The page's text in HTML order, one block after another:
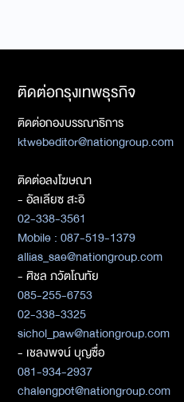
ติดต่อกรุงเทพธุรกิจ
ติดต่อกองบรรณาธิการ
ktwebeditor@nationgroup.com
ติดต่อลงโฆษณา
- อัลเลียซ สะอิ
02-338-3561
Mobile : 087-519-1379
allias_sae@nationgroup.com
- ศิชล ภวัตโณทัย
085-255-6753
02-338-3325
sichol_paw@nationgroup.com
- เชลงพจน์ บุญซื่อ
081-934-2937
chalengpot@nationgroup.com